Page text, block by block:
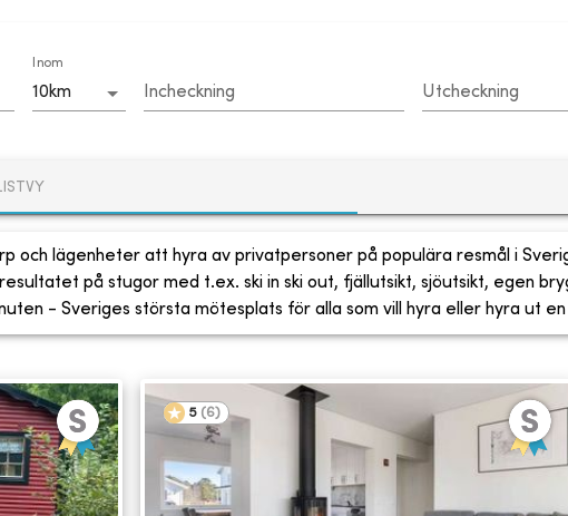
Inom
10km Incheckning Utcheckning
LISTVY
och lägenheter att hyra av privatpersoner på populära resmål i
på stugor med t.ex. ski in ski out, fjällutsikt, sjöutsikt, egen
- Sveriges största mötesplats för alla som vill hyra eller hyra ut
5 (6)